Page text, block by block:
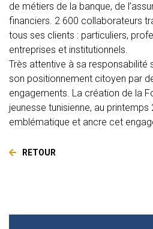
de métiers de la banque, de
financiers. 2 600 collaborateurs
tous ses clients : particuliers,
entreprises et institutionnels.
Très attentive à sa responsabilité
son positionnement citoyen par
engagements. La création de la
jeunesse tunisienne, au printemps
emblématique et ancre cet
RETOUR